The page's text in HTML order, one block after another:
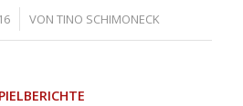
VON TINO SCHIMONECK